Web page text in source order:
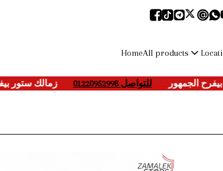
HomeAll products
زمالك ستور___- بيفرح الجمهور ____للتواصل 01220952998